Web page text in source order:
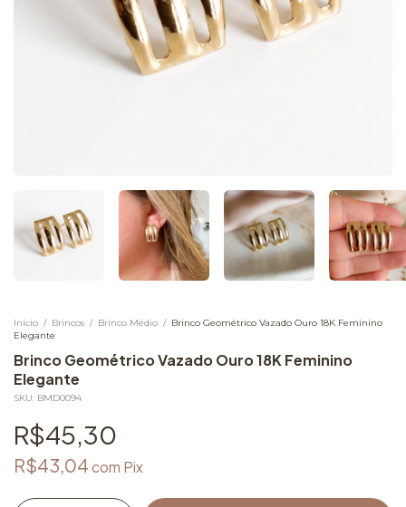
Início / Brincos / Brinco Médio / Brinco Geométrico Vazado Ouro 18K Feminino
Elegante
Brinco Geométrico Vazado Ouro 18K Feminino
Elegante
SKU: BMD0094
R$45,30
R$43,04com Pix